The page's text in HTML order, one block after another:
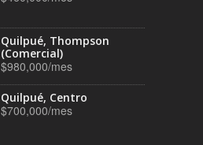
Quilpué, Thompson
(Comercial)
$980,000/mes
Quilpué, Centro
$700,000/mes